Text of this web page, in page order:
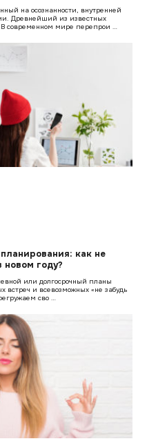
на осознанности, внутренней
Древнейший из известных
В современном мире перепрои …
как не
новом году?
или долгосрочный планы
встреч и всевозможных «не забудь
сво …